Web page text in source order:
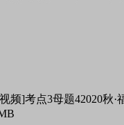
频]考点3母题42020秋·